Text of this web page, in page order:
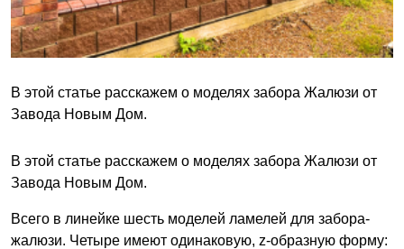
В этой статье расскажем о моделях забора Жалюзи от
Завода Новым Дом.
В этой статье расскажем о моделях забора Жалюзи от
Завода Новым Дом.
Всего в линейке шесть моделей ламелей для забора-
жалюзи. Четыре имеют одинаковую, z-образную форму: